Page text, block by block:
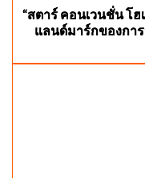
“สตาร์ คอนเวนชั่น โ
แลนด์มาร์กของกา